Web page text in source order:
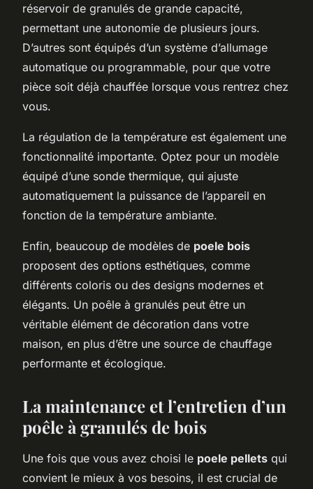
réservoir de granulés de grande capacité,
permettant une autonomie de plusieurs jours.
D’autres sont équipés d’un système d’allumage
automatique ou programmable, pour que votre
pièce soit déjà chauffée lorsque vous rentrez chez
vous.
La régulation de la température est également une
fonctionnalité importante. Optez pour un modèle
équipé d’une sonde thermique, qui ajuste
automatiquement la puissance de l’appareil en
fonction de la température ambiante.
Enfin, beaucoup de modèles de poele bois
proposent des options esthétiques, comme
différents coloris ou des designs modernes et
élégants. Un poêle à granulés peut être un
véritable élément de décoration dans votre
maison, en plus d’être une source de chauffage
performante et écologique.
La maintenance et l’entretien d’un
poêle à granulés de bois
Une fois que vous avez choisi le poele pellets qui
convient le mieux à vos besoins, il est crucial de